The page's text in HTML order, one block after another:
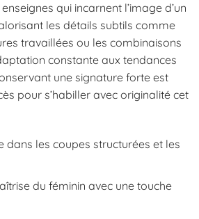
qui incarnent l’image d’un
les détails subtils comme
travaillées ou les combinaisons
constante aux tendances
une signature forte est
pour s’habiller avec originalité cet
dans les coupes structurées et les
du féminin avec une touche